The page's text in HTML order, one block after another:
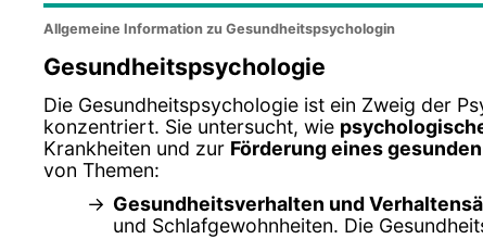
Allgemeine Information zu Gesundheitspsychologin
Gesundheitspsychologie
Die Gesundheitspsychologie ist ein Zweig der
konzentriert. Sie untersucht, wie
Krankheiten und zur Förderung eines
von Themen:
Gesundheitsverhalten und
und Schlafgewohnheiten. Die